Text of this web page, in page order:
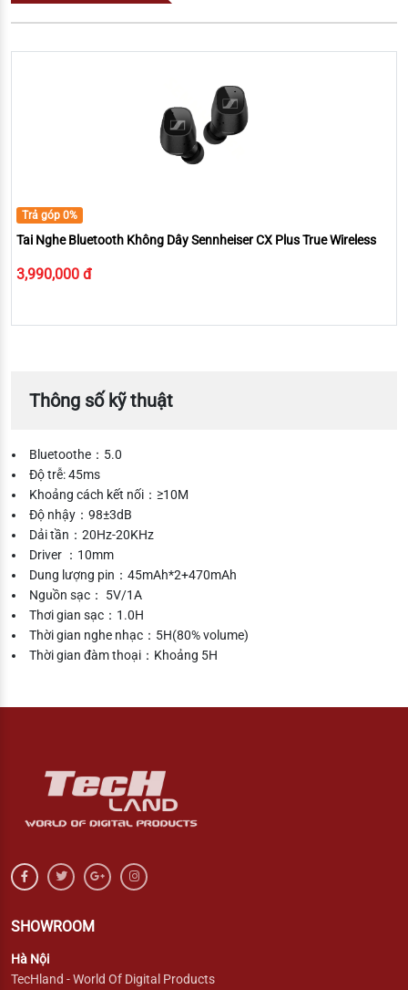
Trả góp 0%
Tai Nghe Bluetooth Không Dây Sennheiser CX Plus True Wireless
3,990,000 đ
Thông số kỹ thuật
Bluetoothe：5.0
Độ trễ: 45ms
Khoảng cách kết nối：≥10M
Độ nhậy：98±3dB
Dải tần：20Hz-20KHz
Driver ：10mm
Dung lượng pin：45mAh*2+470mAh
Nguồn sạc： 5V/1A
Thơi gian sạc：1.0H
Thời gian nghe nhạc：5H(80% volume)
Thời gian đàm thoại：Khoảng 5H
SHOWROOM
Hà Nội
TecHland - World Of Digital Products